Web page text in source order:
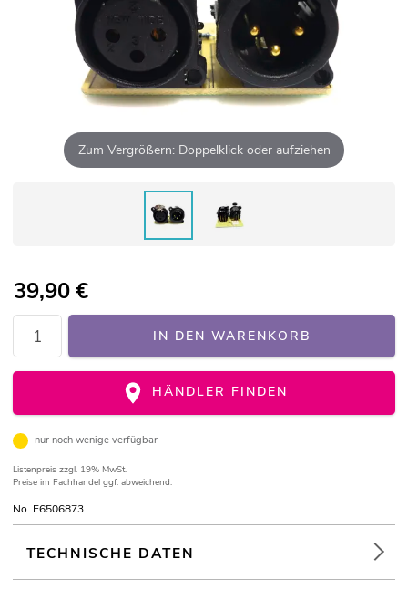
Zum Vergrößern: Doppelklick oder aufziehen
39,90€
IN DEN WARENKORB
HÄNDLER FINDEN
nur noch wenige verfügbar
Listenpreis zzgl. 19% MwSt.
Preise im Fachhandel ggf. abweichend.
No. E6506873
TECHNISCHE DATEN